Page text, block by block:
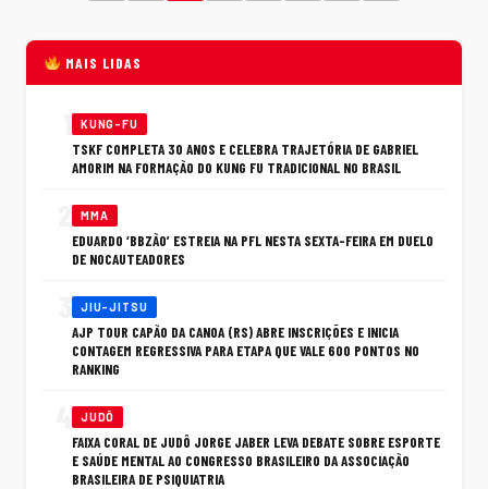
MAIS LIDAS
KUNG-FU
TSKF COMPLETA 30 ANOS E CELEBRA TRAJETÓRIA DE GABRIEL
AMORIM NA FORMAÇÃO DO KUNG FU TRADICIONAL NO BRASIL
MMA
EDUARDO ‘BBZÃO’ ESTREIA NA PFL NESTA SEXTA-FEIRA EM DUELO
DE NOCAUTEADORES
JIU-JITSU
AJP TOUR CAPÃO DA CANOA (RS) ABRE INSCRIÇÕES E INICIA
CONTAGEM REGRESSIVA PARA ETAPA QUE VALE 600 PONTOS NO
RANKING
JUDÔ
FAIXA CORAL DE JUDÔ JORGE JABER LEVA DEBATE SOBRE ESPORTE
E SAÚDE MENTAL AO CONGRESSO BRASILEIRO DA ASSOCIAÇÃO
BRASILEIRA DE PSIQUIATRIA